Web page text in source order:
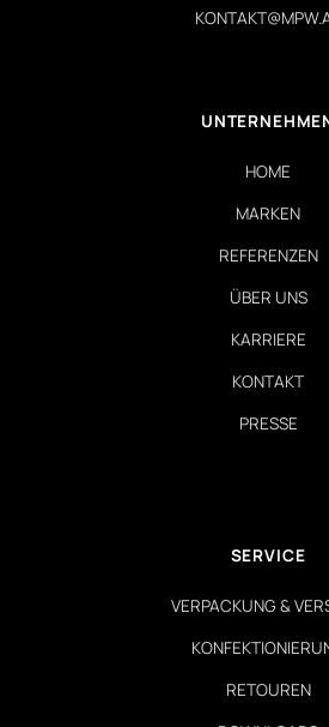
HOME
MARKEN
REFERENZEN
ÜBER UNS
KARRIERE
KONTAKT
PRESSE
SERVICE
VERPACKUNG &
RETOUREN